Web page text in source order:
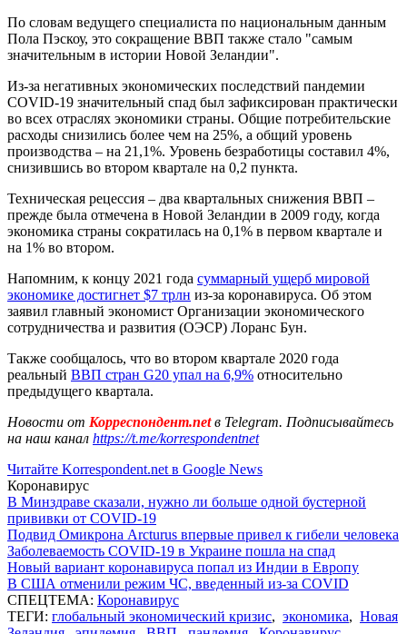
По словам ведущего специалиста по национальным данным
Пола Пэскоу, это сокращение ВВП также стало "самым
значительным в истории Новой Зеландии".
Из-за негативных экономических последствий пандемии
COVID-19 значительный спад был зафиксирован практически
во всех отраслях экономики страны. Общие потребительские
расходы снизились более чем на 25%, а общий уровень
производства – на 21,1%. Уровень безработицы составил 4%,
снизившись во втором квартале на 0,2 пункта.
Техническая рецессия – два квартальных снижения ВВП –
прежде была отмечена в Новой Зеландии в 2009 году, когда
экономика страны сократилась на 0,1% в первом квартале и
на 1% во втором.
Напомним, к концу 2021 года суммарный ущерб мировой
экономике достигнет $7 трлн из-за коронавируса. Об этом
заявил главный экономист Организации экономического
сотрудничества и развития (ОЭСР) Лоранс Бун.
Также сообщалось, что во втором квартале 2020 года
реальный ВВП стран G20 упал на 6,9% относительно
предыдущего квартала.
Новости от Корреспондент.netв Telegram. Подписывайтесь
на наш канал https://t.me/korrespondentnet
Читайте Korrespondent.net в Google News
Коронавирус
В Минздраве сказали, нужно ли больше одной бустерной
прививки от COVID-19
Подвид Омикрона Arcturus впервые привел к гибели человека
Заболеваемость COVID-19 в Украине пошла на спад
Новый вариант коронавируса попал из Индии в Европу
В США отменили режим ЧС, введенный из-за COVID
СПЕЦТЕМА: Коронавирус
ТЕГИ: глобальный экономический кризис, экономика, Новая